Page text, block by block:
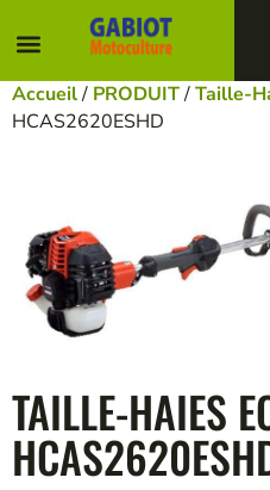
Accueil/ PRODUIT/Taille-
HCAS2620ESHD
TAILLE-HAIES